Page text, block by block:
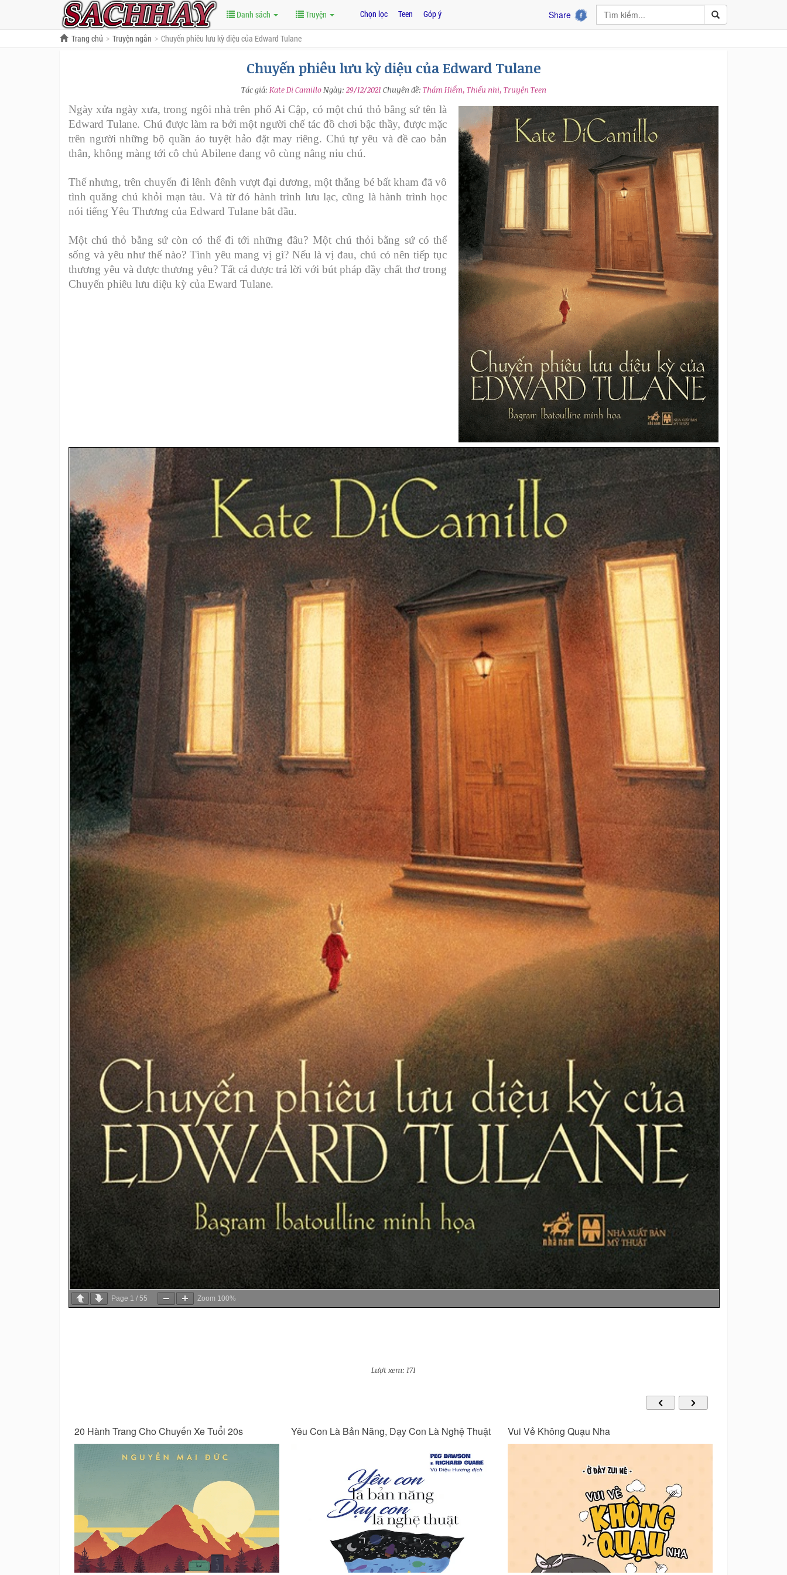
Danh sách Truyện Chọn lọc Teen Góp ý Share
Trang chủ Truyện ngắn Chuyến phiêu lưu kỳ diệu của Edward Tulane
Chuyến phiêu lưu kỳ diệu của Edward Tulane
Tác giả: Kate Di CamilloNgày: 29/12/2021 Chuyên đề: Thám Hiểm, Thiếu nhi, Truyện Teen
Ngày xửa ngày xưa, trong ngôi nhà trên phố Ai Cập, có một chú thỏ bằng sứ tên là
Edward Tulane. Chú được làm ra bởi một người chế tác đồ chơi bậc thầy, được mặc
trên người những bộ quần áo tuyệt hảo đặt may riêng. Chú tự yêu và đề cao bản
thân, không màng tới cô chủ Abilene đang vô cùng nâng niu chú.
Thế nhưng, trên chuyến đi lênh đênh vượt đại dương, một thằng bé bất kham đã vô
tình quăng chú khỏi mạn tàu. Và từ đó hành trình lưu lạc, cũng là hành trình học
nói tiếng Yêu Thương của Edward Tulane bắt đầu.
Một chú thỏ bằng sứ còn có thể đi tới những đâu? Một chú thỏi bằng sứ có thể
sống và yêu như thế nào? Tình yêu mang vị gì? Nếu là vị đau, chú có nên tiếp tục
thương yêu và được thương yêu? Tất cả được trả lời với bút pháp đầy chất thơ trong
Chuyến phiêu lưu diệu kỳ của Eward Tulane.
Page 1 / 55 Zoom 100%
Lượt xem: 171
Yêu Con Là Bản Năng, Dạy Con Là Nghệ Thuật Vui Vẻ Không Quạu Nha
Một Cuốn Sách Buồn… Cười – Vui Vẻ Không
Quạu Nha 2